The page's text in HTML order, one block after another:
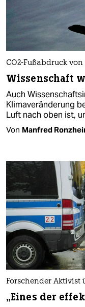
CO2-Fußabdruck
Wissenschaft
Auch
Klimaveränderung
Luft nach oben ist,
Von Manfred
Forschender Aktivist
„Eines der